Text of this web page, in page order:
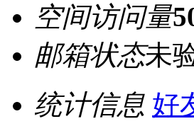
空间访问量
邮箱状态未
统计信息 好